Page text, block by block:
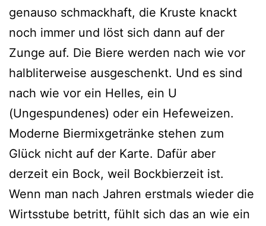
genauso schmackhaft, die Kruste knackt
noch immer und löst sich dann auf der
Zunge auf. Die Biere werden nach wie vor
halbliterweise ausgeschenkt. Und es sind
nach wie vor ein Helles, ein U
(Ungespundenes) oder ein Hefeweizen.
Moderne Biermixgetränke stehen zum
Glück nicht auf der Karte. Dafür aber
derzeit ein Bock, weil Bockbierzeit ist.
Wenn man nach Jahren erstmals wieder die
Wirtsstube betritt, fühlt sich das an wie ein